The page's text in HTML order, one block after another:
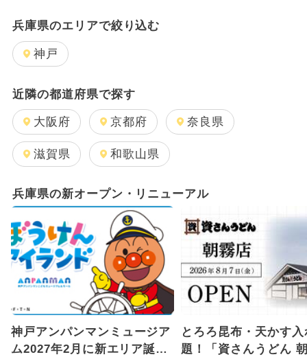
週末イベント関西パック
2024年のイベント
GW(ゴールデンウィーク)
2025年11月のイベント
2024年5月のイベント
2024年7月のイベント
2025年9月のイベント キャラクター
雨の日OK 2026年1月のイベント
2024年11月のイベント
兵庫県のエリアで絞り込む
神戸
近隣の都道府県で探す
大阪府 京都府 奈良県
滋賀県 和歌山県
兵庫県の新オープン・リニューアル
神戸アンパンマンミュージア
ム2027年2月に新エリア誕生
とろろ昆布・天かす入
題！「資さんうどん